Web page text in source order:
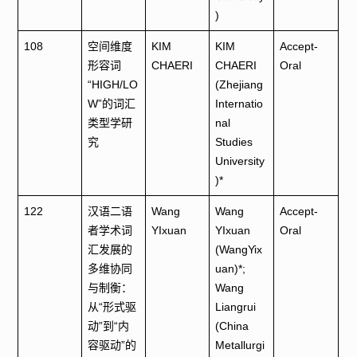
)
108
空间维度
形容词
“HIGH/LO
W”的词汇
类型学研
究
KIM
CHAERI
KIM
CHAERI
(Zhejiang
Internatio
nal
Studies
University
)*
Accept-
Oral
122
汉语二语
者学术词
汇发展的
多维协同
与制衡：
从“形式驱
动”到“内
容驱动”的
Wang
YIxuan
Wang
YIxuan
(WangYix
uan)*;
Wang
Liangrui
(China
Metallurgi
Accept-
Oral